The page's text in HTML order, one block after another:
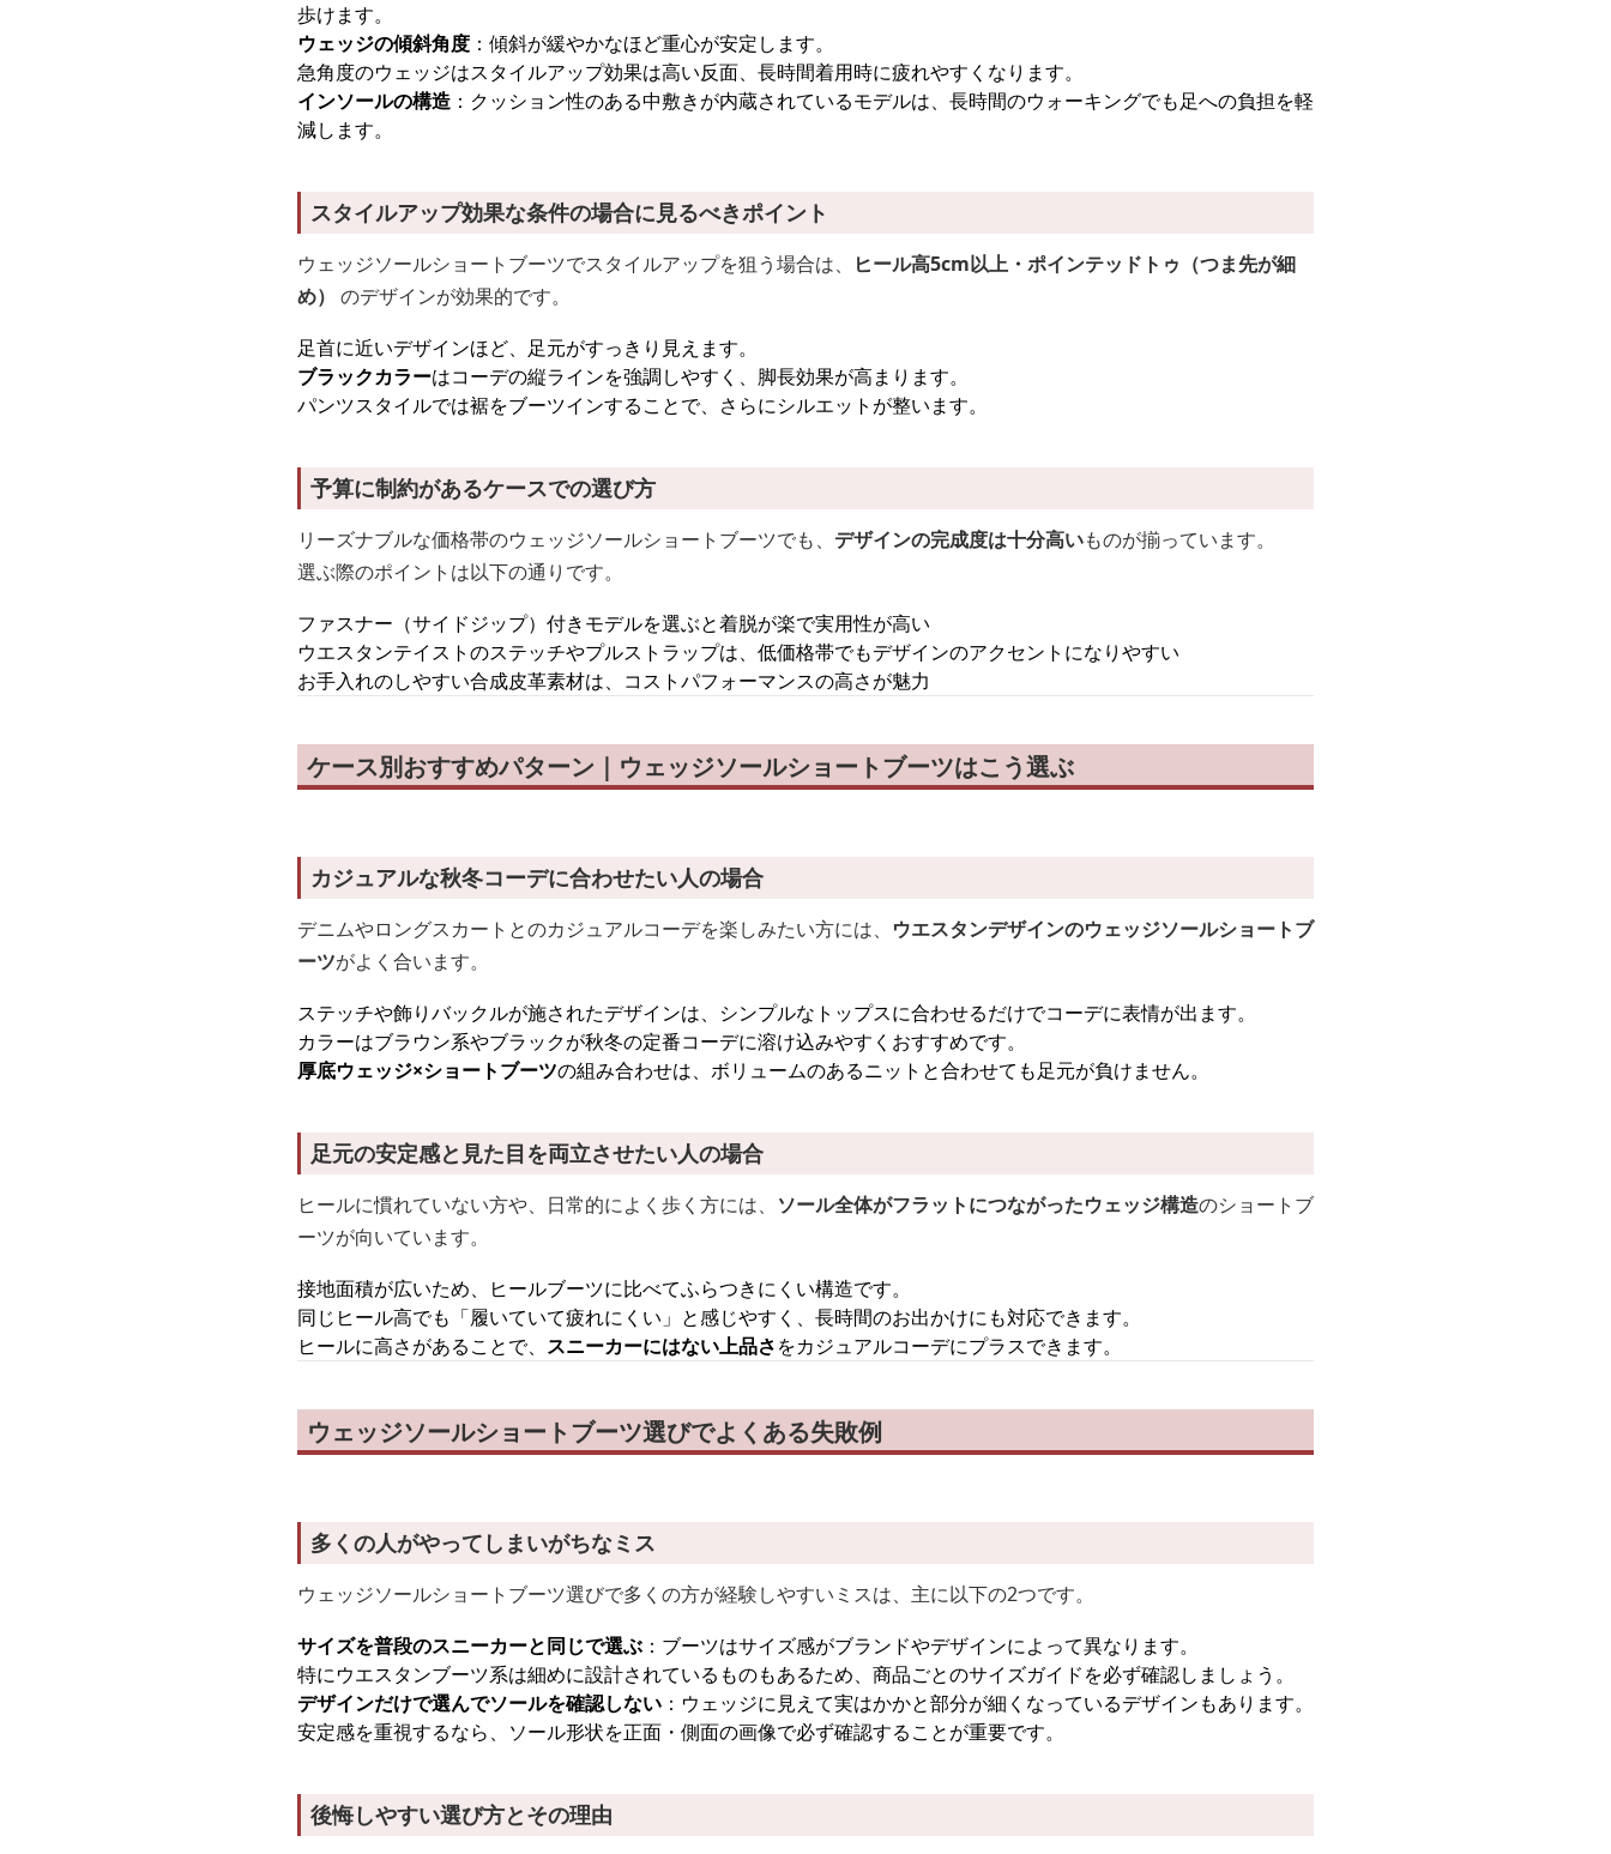
歩けます。
ウェッジの傾斜角度 ：傾斜が緩やかなほど重心が安定します。
急角度のウェッジはスタイルアップ効果は高い反面、長時間着用時に疲れやすくなります。
インソールの構造 ：クッション性のある中敷きが内蔵されているモデルは、長時間のウォーキングでも足への負担を軽
減します。
スタイルアップ効果な条件の場合に見るべきポイント
ウェッジソールショートブーツでスタイルアップを狙う場合は、
ヒール高5cm以上・ポインテッドトゥ（つま先が細
め） のデザインが効果的です。
足首に近いデザインほど、足元がすっきり見えます。
ブラックカラーはコーデの縦ラインを強調しやすく、脚長効果が高まります。
パンツスタイルでは裾をブーツインすることで、さらにシルエットが整います。
予算に制約があるケースでの選び方
リーズナブルな価格帯のウェッジソールショートブーツでも、 デザインの完成度は十分高いものが揃っています。
選ぶ際のポイントは以下の通りです。
ファスナー（サイドジップ）付きモデルを選ぶと着脱が楽で実用性が高い
ウエスタンテイストのステッチやプルストラップは、低価格帯でもデザインのアクセントになりやすい
お手入れのしやすい合成皮革素材は、コストパフォーマンスの高さが魅力
ケース別おすすめパターン｜ウェッジソールショートブーツはこう選ぶ
カジュアルな秋冬コーデに合わせたい人の場合
デニムやロングスカートとのカジュアルコーデを楽しみたい方には、 ウエスタンデザインのウェッジソールショートブ
ーツがよく合います。
ステッチや飾りバックルが施されたデザインは、シンプルなトップスに合わせるだけでコーデに表情が出ます。
カラーはブラウン系やブラックが秋冬の定番コーデに溶け込みやすくおすすめです。
厚底ウェッジ×ショートブーツの組み合わせは、ボリュームのあるニットと合わせても足元が負けません。
足元の安定感と見た目を両立させたい人の場合
ヒールに慣れていない方や、日常的によく歩く方には、 ソール全体がフラットにつながったウェッジ構造のショートブ
ーツが向いています。
接地面積が広いため、ヒールブーツに比べてふらつきにくい構造です。
同じヒール高でも「履いていて疲れにくい」と感じやすく、長時間のお出かけにも対応できます。
ヒールに高さがあることで、 スニーカーにはない上品さをカジュアルコーデにプラスできます。
ウェッジソールショートブーツ選びでよくある失敗例
多くの人がやってしまいがちなミス
ウェッジソールショートブーツ選びで多くの方が経験しやすいミスは、主に以下の2つです。
サイズを普段のスニーカーと同じで選ぶ ：ブーツはサイズ感がブランドやデザインによって異なります。
特にウエスタンブーツ系は細めに設計されているものもあるため、商品ごとのサイズガイドを必ず確認しましょう。
デザインだけで選んでソールを確認しない ：ウェッジに見えて実はかかと部分が細くなっているデザインもあります。
安定感を重視するなら、ソール形状を正面・側面の画像で必ず確認することが重要です。
後悔しやすい選び方とその理由